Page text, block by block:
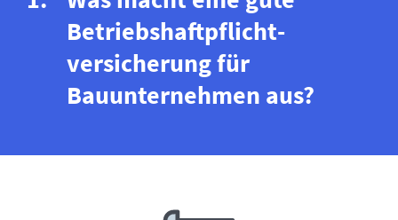
Betriebs­haftpflicht­
versicherung für
Bauunternehmen aus?